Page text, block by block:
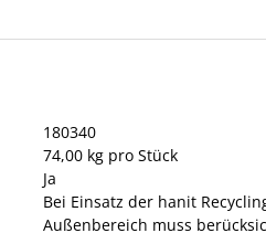
180340
74,00 kg pro Stück
Ja
Bei Einsatz der hanit
Außenbereich muss